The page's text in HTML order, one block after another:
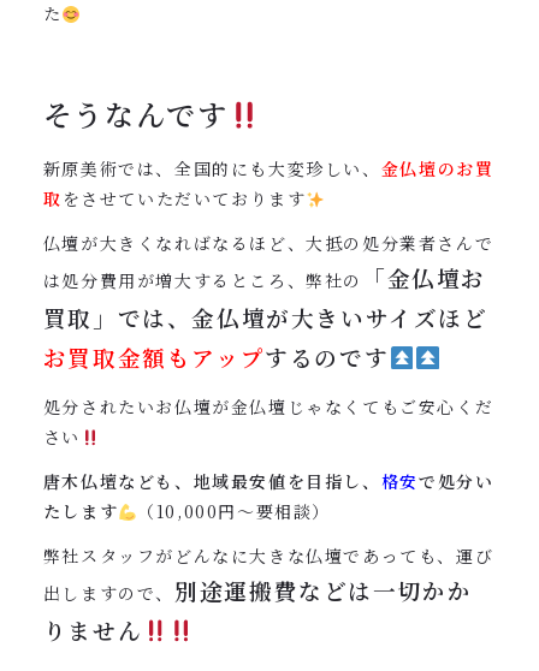
た
そうなんです
新原美術では、全国的にも大変珍しい、 金仏壇のお買
取 をさせていただいております
仏壇が大きくなればなるほど、大抵の処分業者さんで
は処分費用が増大するところ、弊社の
「金仏壇お
買取」では、金仏壇が大きいサイズほど
お買取金額もアップするのです
処分されたいお仏壇が金仏壇じゃなくてもご安心くだ
さい
唐木仏壇なども、地域最安値を目指し、 格安で処分い
たします
（10,000円〜要相談）
弊社スタッフがどんなに大きな仏壇であっても、運び
出しますので、 別途運搬費などは一切かか
りません